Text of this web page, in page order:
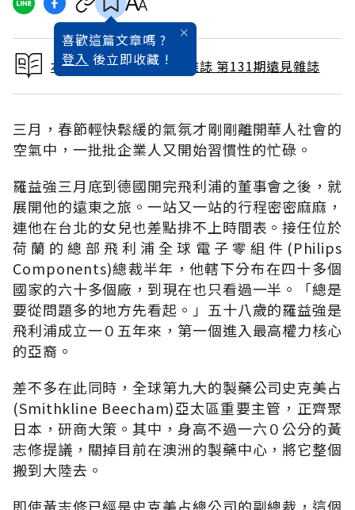
喜歡這篇文章嗎 ?
登入 後立即收藏 !
本文出自 1997 / 5月號雜誌 第131期遠見雜誌
三月，春節輕快鬆緩的氣氛才剛剛離開華人社會的
空氣中，一批批企業人又開始習慣性的忙碌。
羅益強三月底到德國開完飛利浦的董事會之後，就
展開他的遠東之旅。一站又一站的行程密密麻麻，
連他在台北的女兒也差點排不上時間表。接任位於
荷蘭的總部飛利浦全球電子零組件(Philips
Components)總裁半年，他轄下分布在四十多個
國家的六十多個廠，到現在也只看過一半。「總是
要從問題多的地方先看起。」五十八歲的羅益強是
飛利浦成立一０五年來，第一個進入最高權力核心
的亞裔。
差不多在此同時，全球第九大的製藥公司史克美占
(Smithkline Beecham)亞太區重要主管，正齊聚
日本，研商大策。其中，身高不過一六０公分的黃
志修提議，關掉目前在澳洲的製藥中心，將它整個
搬到大陸去。
即使黃志修已經是史克美占總公司的副總裁，這個